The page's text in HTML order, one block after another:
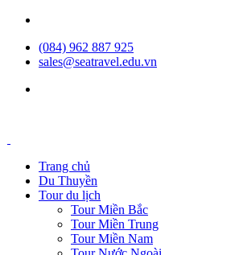
(084) 962 887 925
sales@seatravel.edu.vn
Trang chủ
Du Thuyền
Tour du lịch
Tour Miền Bắc
Tour Miền Trung
Tour Miền Nam